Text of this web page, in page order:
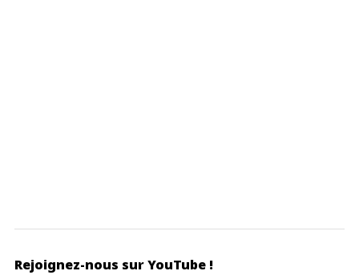
Rejoignez-nous sur YouTube !